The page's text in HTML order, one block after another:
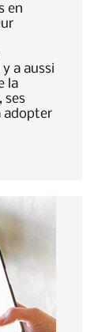
en
a aussi
la
ses
adopter